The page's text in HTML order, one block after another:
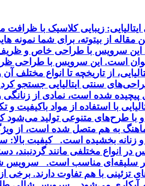
زیبایی کلاسیک با
مقاله از بیتوته، برای شما
این سرویس با طراحی خاص و ظریف
است. این سرویس با طراحی
از تاریخچه تا انواع
سنتی ایتالیایی جستجو
شده است، نمادی از زنانگی
با استفاده از مواد
و با طرح‌های متنوعی تولید
به هم متصل شده است، از
زنانه بخشیده است. کیفیت بالا:
انواع مختلفی مانند گردنبند،
سلیقه‌ای مناسب است. سرویس